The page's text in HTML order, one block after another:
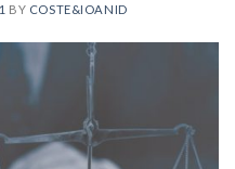
BY COSTE&IOANID